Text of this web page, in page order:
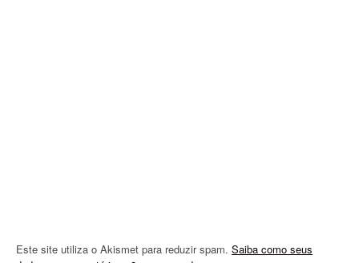
Este site utiliza o Akismet para reduzir spam. Saiba como seus